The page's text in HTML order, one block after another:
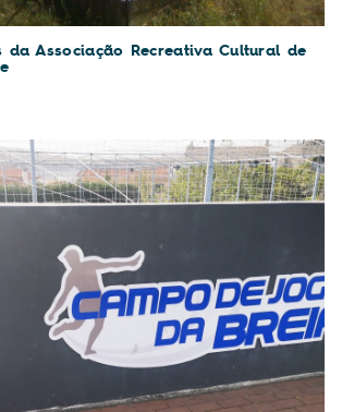
da Associação Recreativa Cultural de